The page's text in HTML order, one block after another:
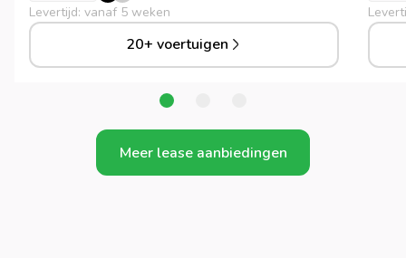
Levertijd: vanaf 5 weken
20+ voertuigen
Meer lease aanbiedingen